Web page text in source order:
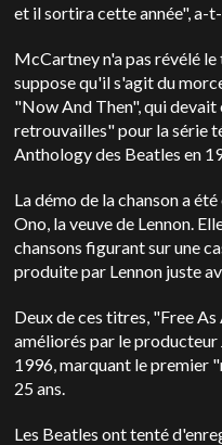
et il sortira cette année", a-
McCartney n'a pas révélé
suppose qu'il s'agit du
"Now And Then", qui devait
retrouvailles" pour la série
Anthology des Beatles en
La démo de la chanson a
Ono, la veuve de Lennon.
chansons figurant sur une
produite par Lennon juste
Deux de ces titres, "Free
améliorés par le
1996, marquant le premier
25 ans.
Les Beatles ont tenté